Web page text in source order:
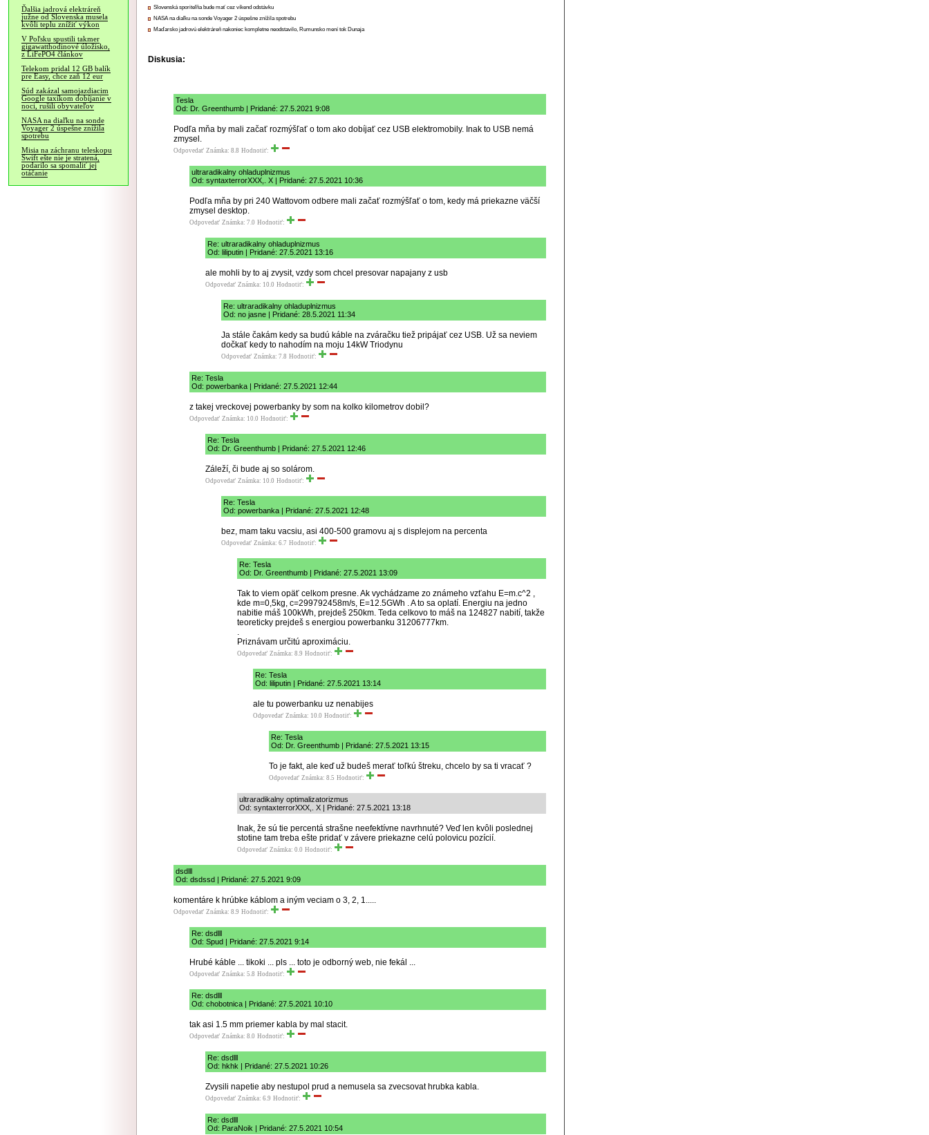
Ďalšia jadrová elektráreň
južne od Slovenska musela
kvôli teplu znížiť výkon
V Poľsku spustili takmer
gigawatthodinové úložisko,
z LiFePO4 článkov
Telekom pridal 12 GB balík
pre Easy, chce zaň 12 eur
Súd zakázal samojazdiacim
Google taxíkom dobíjanie v
noci, rušili obyvateľov
NASA na diaľku na sonde
Voyager 2 úspešne znížila
spotrebu
Misia na záchranu teleskopu
Swift ešte nie je stratená,
podarilo sa spomaliť jej
otáčanie
Slovenská sporiteľňa bude mať cez víkend odstávku
NASA na diaľku na sonde Voyager 2 úspešne znížila spotrebu
Maďarsko jadrovú elektráreň nakoniec kompletne neodstavilo, Rumunsko mení tok Dunaja
Diskusia:
Tesla
Od: Dr. Greenthumb | Pridané: 27.5.2021 9:08
Podľa mňa by mali začať rozmýšľať o tom ako dobíjať cez USB elektromobily. Inak to USB nemá
zmysel.
Odpovedať Známka: 8.8 Hodnotiť:
ultraradikalny ohladuplnizmus
Od: syntaxterrorXXX,. X | Pridané: 27.5.2021 10:36
Podľa mňa by pri 240 Wattovom odbere mali začať rozmýšľať o tom, kedy má priekazne väčší
zmysel desktop.
Odpovedať Známka: 7.0 Hodnotiť:
Re: ultraradikalny ohladuplnizmus
Od: liliputin | Pridané: 27.5.2021 13:16
ale mohli by to aj zvysit, vzdy som chcel presovar napajany z usb
Odpovedať Známka: 10.0 Hodnotiť:
Re: ultraradikalny ohladuplnizmus
Od: no jasne | Pridané: 28.5.2021 11:34
Ja stále čakám kedy sa budú káble na zváračku tiež pripájať cez USB. Už sa neviem
dočkať kedy to nahodím na moju 14kW Triodynu
Odpovedať Známka: 7.8 Hodnotiť:
Re: Tesla
Od: powerbanka | Pridané: 27.5.2021 12:44
z takej vreckovej powerbanky by som na kolko kilometrov dobil?
Odpovedať Známka: 10.0 Hodnotiť:
Re: Tesla
Od: Dr. Greenthumb | Pridané: 27.5.2021 12:46
Záleží, či bude aj so solárom.
Odpovedať Známka: 10.0 Hodnotiť:
Re: Tesla
Od: powerbanka | Pridané: 27.5.2021 12:48
bez, mam taku vacsiu, asi 400-500 gramovu aj s displejom na percenta
Odpovedať Známka: 6.7 Hodnotiť:
Re: Tesla
Od: Dr. Greenthumb | Pridané: 27.5.2021 13:09
Tak to viem opäť celkom presne. Ak vychádzame zo známeho vzťahu E=m.c^2 ,
kde m=0,5kg, c=299792458m/s, E=12.5GWh . A to sa oplatí. Energiu na jedno
nabitie máš 100kWh, prejdeš 250km. Teda celkovo to máš na 124827 nabití, takže
teoreticky prejdeš s energiou powerbanku 31206777km.
.
Priznávam určitú aproximáciu.
Odpovedať Známka: 8.9 Hodnotiť:
Re: Tesla
Od: liliputin | Pridané: 27.5.2021 13:14
ale tu powerbanku uz nenabijes
Odpovedať Známka: 10.0 Hodnotiť:
Re: Tesla
Od: Dr. Greenthumb | Pridané: 27.5.2021 13:15
To je fakt, ale keď už budeš merať toľkú štreku, chcelo by sa ti vracať ?
Odpovedať Známka: 8.5 Hodnotiť:
ultraradikalny optimalizatorizmus
Od: syntaxterrorXXX,. X | Pridané: 27.5.2021 13:18
Inak, že sú tie percentá strašne neefektívne navrhnuté? Veď len kvôli poslednej
stotine tam treba ešte pridať v závere priekazne celú polovicu pozícií.
Odpovedať Známka: 0.0 Hodnotiť:
dsdlll
Od: dsdssd | Pridané: 27.5.2021 9:09
komentáre k hrúbke káblom a iným veciam o 3, 2, 1.....
Odpovedať Známka: 8.9 Hodnotiť:
Re: dsdlll
Od: Spud | Pridané: 27.5.2021 9:14
Hrubé káble ... tikoki ... pls ... toto je odborný web, nie fekál ...
Odpovedať Známka: 5.8 Hodnotiť:
Re: dsdlll
Od: chobotnica | Pridané: 27.5.2021 10:10
tak asi 1.5 mm priemer kabla by mal stacit.
Odpovedať Známka: 8.0 Hodnotiť:
Re: dsdlll
Od: hkhk | Pridané: 27.5.2021 10:26
Zvysili napetie aby nestupol prud a nemusela sa zvecsovat hrubka kabla.
Odpovedať Známka: 6.9 Hodnotiť:
Re: dsdlll
Od: ParaNoik | Pridané: 27.5.2021 10:54